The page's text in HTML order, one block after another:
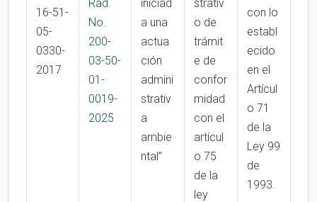
16-51-
05-
0330-
2017
Rad.
No.
200-
03-50-
01-
0019-
2025
iniciad
a una
actua
ción
admini
strativ
a
ambie
ntal”
strativ
o de
trámit
e de
confor
midad
con el
artícul
o 75
de la
ley
con lo
establ
ecido
en el
Artícul
o 71
de la
Ley 99
de
1993.